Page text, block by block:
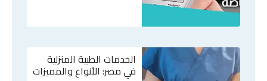
الخدمات الطبية المنزلية
في مصر: الأنواع والمميزات